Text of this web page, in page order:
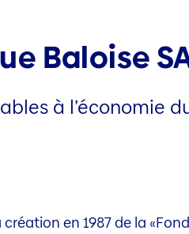
Baloise
à l’économie
en 1987 de la